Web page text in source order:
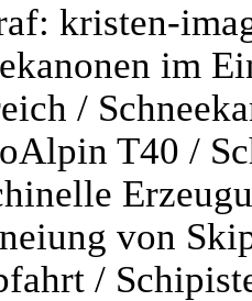
kristen-
im
/
T40 /
von
/